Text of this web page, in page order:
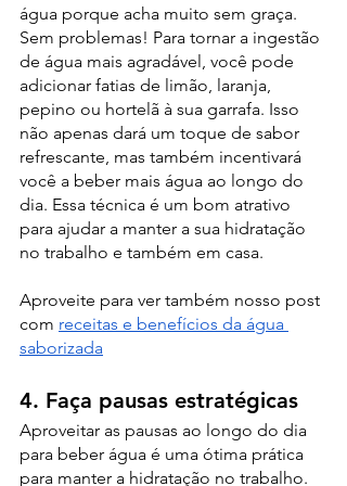
água porque acha muito sem graça.
Sem problemas! Para tornar a ingestão
de água mais agradável, você pode
adicionar fatias de limão, laranja,
pepino ou hortelã à sua garrafa. Isso
não apenas dará um toque de sabor
refrescante, mas também incentivará
você a beber mais água ao longo do
dia. Essa técnica é um bom atrativo
para ajudar a manter a sua hidratação
no trabalho e também em casa.
Aproveite para ver também nosso post
com receitas e benefícios da água
saborizada
4. Faça pausas estratégicas
Aproveitar as pausas ao longo do dia
para beber água é uma ótima prática
para manter a hidratação no trabalho.